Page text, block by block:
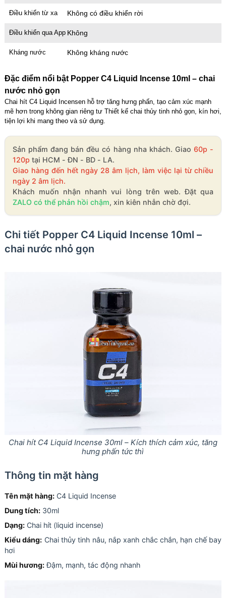
Điều khiển từ xa Không có điều khiển rời
Điều khiển qua App Không
Kháng nước Không kháng nước
Đặc điểm nổi bật Popper C4 Liquid Incense 10ml – chai
nước nhỏ gọn
Chai hít C4 Liquid Incensen hỗ trợ tăng hưng phấn, tạo cảm xúc mạnh
mẽ hơn trong không gian riêng tư Thiết kế chai thủy tinh nhỏ gọn, kín hơi,
tiện lợi khi mang theo và sử dụng.
Sản phẩm đang bán đều có hàng nha khách. Giao 60p -
120p tại HCM - ĐN - BD - LA.
Giao hàng đến hết ngày 28 âm lịch, làm việc lại từ chiều
ngày 2 âm lịch.
Khách muốn nhận nhanh vui lòng trên web. Đặt qua
ZALO có thể phản hồi chậm, xin kiên nhẫn chờ đợi.
Chi tiết Popper C4 Liquid Incense 10ml –
chai nước nhỏ gọn
Chai hít C4 Liquid Incense 30ml – Kích thích cảm xúc, tăng
hưng phấn tức thì
Thông tin mặt hàng
Tên mặt hàng:C4 Liquid Incense
Dung tích:30ml
Dạng:Chai hít (liquid incense)
Kiểu dáng: Chai thủy tinh nâu, nắp xanh chắc chắn, hạn chế bay
hơi
Mùi hương:Đậm, mạnh, tác động nhanh